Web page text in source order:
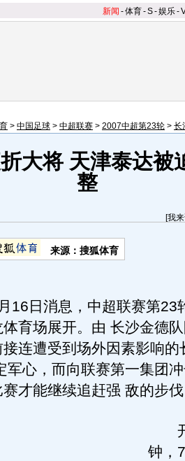
新闻 -体育-S-娱乐-
> 中国足球 > 中超联赛 > 2007中超第23轮 > 长
大将 天津泰达被
整
[我
来源：搜狐体育
日消息，中超联赛第23
育场展开。由 长沙金德
连遭受到场外因素影响的
军心，而向联赛第一集团
才能继续追赶强 敌的步
开
钟，